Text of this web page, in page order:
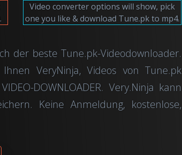
Video converter options will show, pick
one you like & download Tune.pk to mp4.
der beste Tune.pk-Videodownloader.
VeryNinja, Videos von Tune.pk
DOWNLOADER. Very.Ninja kann
Keine Anmeldung, kostenlose,